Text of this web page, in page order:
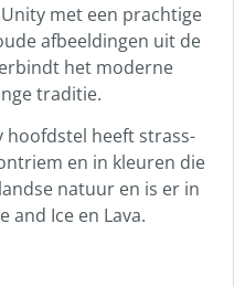
met een prachtige
afbeeldingen uit de
het moderne
traditie.
heeft strass-
en in kleuren die
natuur en is er in
and Ice en Lava.